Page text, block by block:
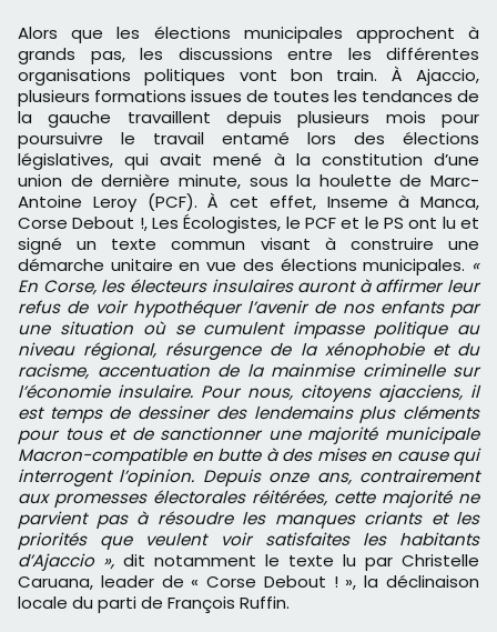
Alors que les élections municipales approchent à
grands pas, les discussions entre les différentes
organisations politiques vont bon train. À Ajaccio,
plusieurs formations issues de toutes les tendances de
la gauche travaillent depuis plusieurs mois pour
poursuivre le travail entamé lors des élections
législatives, qui avait mené à la constitution d’une
union de dernière minute, sous la houlette de Marc-
Antoine Leroy (PCF). À cet effet, Inseme à Manca,
Corse Debout !, Les Écologistes, le PCF et le PS ont lu et
signé un texte commun visant à construire une
démarche unitaire en vue des élections municipales. «
En Corse, les électeurs insulaires auront à affirmer leur
refus de voir hypothéquer l’avenir de nos enfants par
une situation où se cumulent impasse politique au
niveau régional, résurgence de la xénophobie et du
racisme, accentuation de la mainmise criminelle sur
l’économie insulaire. Pour nous, citoyens ajacciens, il
est temps de dessiner des lendemains plus cléments
pour tous et de sanctionner une majorité municipale
Macron-compatible en butte à des mises en cause qui
interrogent l’opinion. Depuis onze ans, contrairement
aux promesses électorales réitérées, cette majorité ne
parvient pas à résoudre les manques criants et les
priorités que veulent voir satisfaites les habitants
d’Ajaccio », dit notamment le texte lu par Christelle
Caruana, leader de « Corse Debout ! », la déclinaison
locale du parti de François Ruffin.